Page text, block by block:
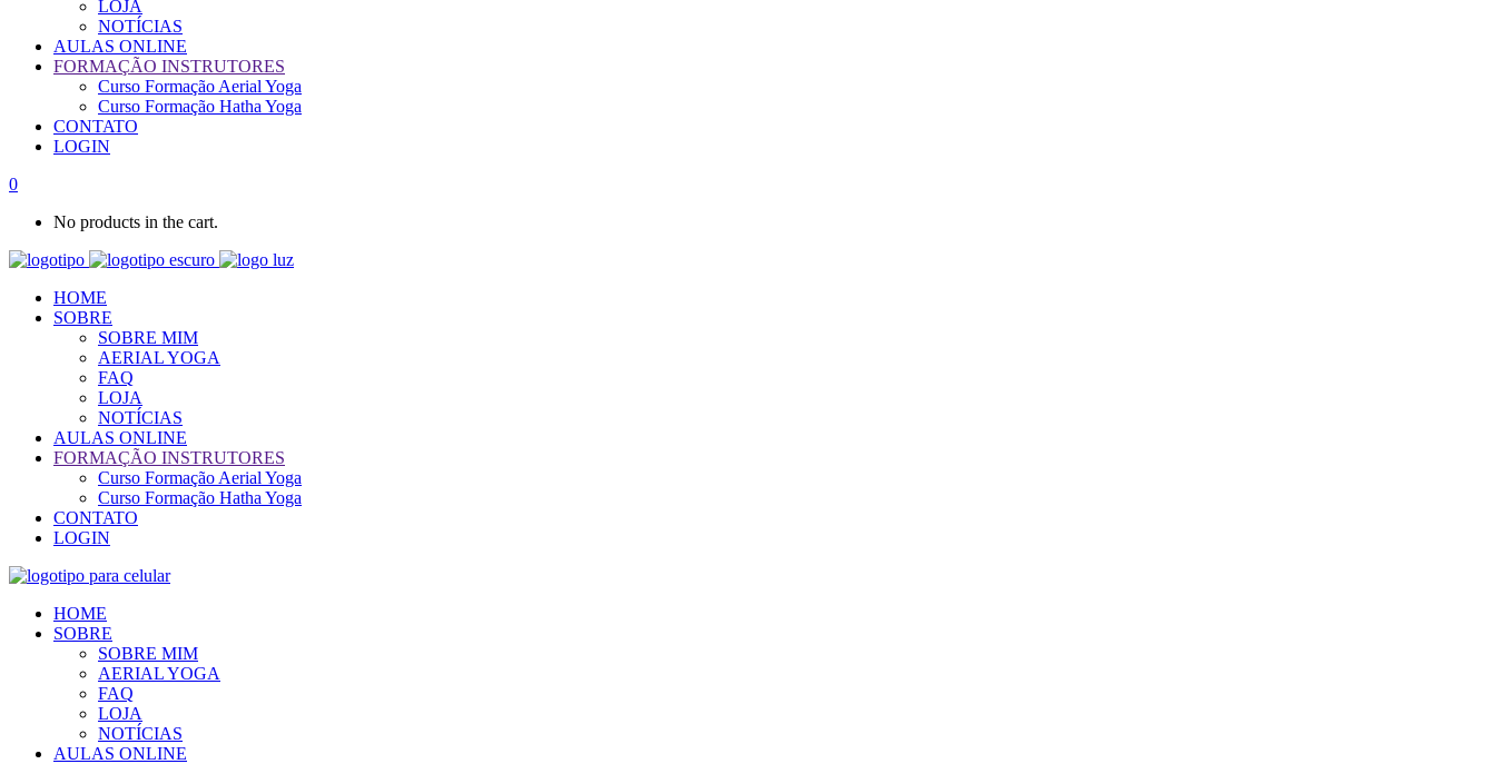
LOJA
NOTÍCIAS
AULAS ONLINE
FORMAÇÃO INSTRUTORES
Curso Formação Aerial Yoga
Curso Formação Hatha Yoga
CONTATO
LOGIN
0
No products in the cart.
HOME
SOBRE
SOBRE MIM
AERIAL YOGA
FAQ
LOJA
NOTÍCIAS
AULAS ONLINE
FORMAÇÃO INSTRUTORES
Curso Formação Aerial Yoga
Curso Formação Hatha Yoga
CONTATO
LOGIN
HOME
SOBRE
SOBRE MIM
AERIAL YOGA
FAQ
LOJA
NOTÍCIAS
AULAS ONLINE